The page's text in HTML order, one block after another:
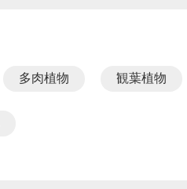
多肉植物 観葉植物